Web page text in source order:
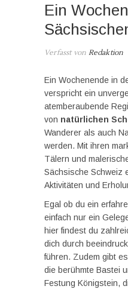
Ein
Verfasst von Redaktion
Ein Wochenende in
verspricht ein
atemberaubende
von natürlichen
Wanderer als auch
werden. Mit ihren
Tälern und
Sächsische Schweiz
Aktivitäten und
Egal ob du ein
einfach nur ein
hier findest du
dich durch
führen. Zudem gibt
die berühmte Bastei
Festung Königstein,